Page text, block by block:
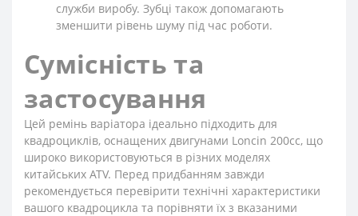
служби виробу. Зубці також допомагають
зменшити рівень шуму під час роботи.
Сумісність та
застосування
Цей ремінь варіатора ідеально підходить для
квадроциклів, оснащених двигунами Loncin 200cc, що
широко використовуються в різних моделях
китайських ATV. Перед придбанням завжди
рекомендується перевірити технічні характеристики
вашого квадроцикла та порівняти їх з вказаними